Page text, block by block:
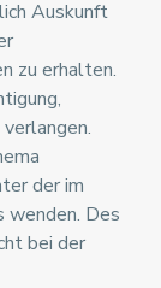
Auskunft
zu erhalten.
der im
wenden. Des
bei der